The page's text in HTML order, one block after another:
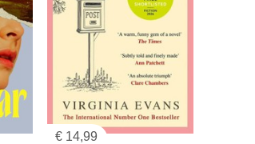
€ 14,99